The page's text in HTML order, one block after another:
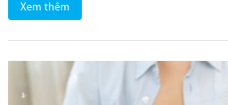
Xem thêm